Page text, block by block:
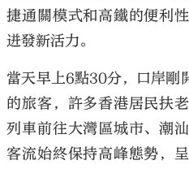
捷通關模式和高鐵的便利
迸發新活力。
當天早上6點30分，口岸剛
的旅客，許多香港居民扶
列車前往大灣區城市、潮
客流始終保持高峰態勢，